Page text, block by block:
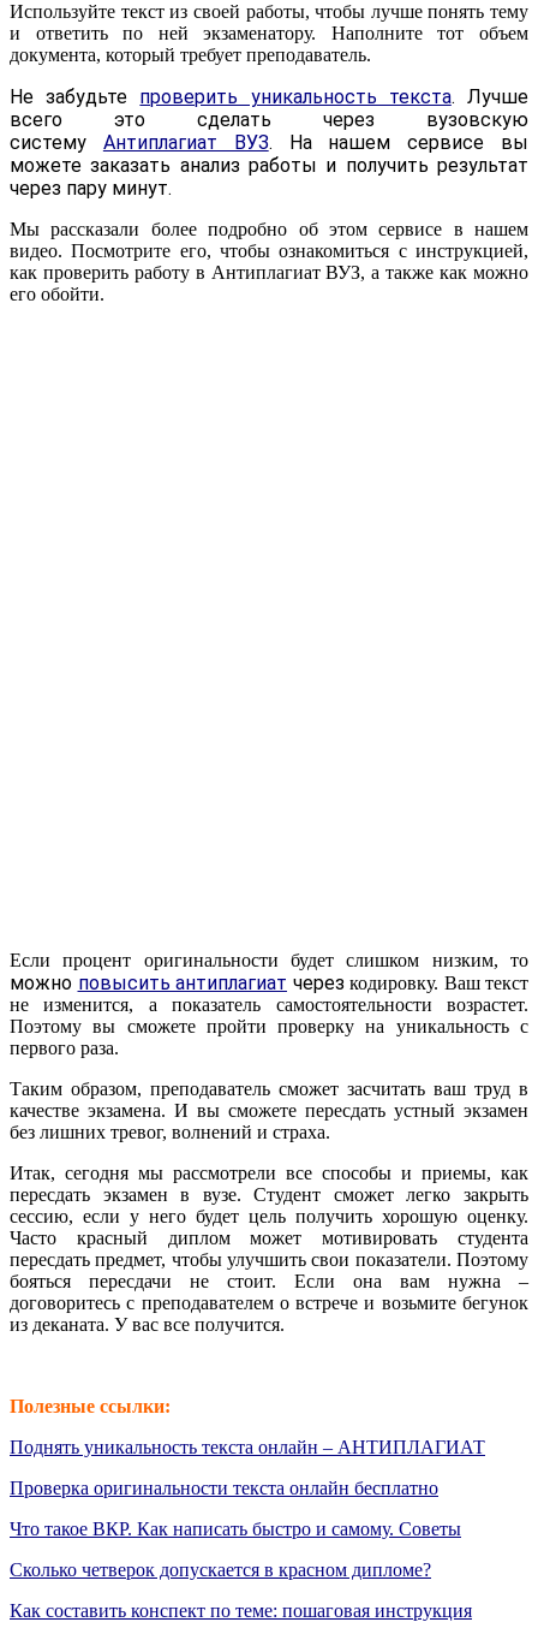
Используйте текст из своей работы, чтобы лучше понять тему
и ответить по ней экзаменатору. Наполните тот объем
документа, который требует преподаватель.
Не забудьте проверить уникальность текста. Лучше
всего это сделать через вузовскую
систему Антиплагиат ВУЗ. На нашем сервисе вы
можете заказать анализ работы и получить результат
через пару минут.
Мы рассказали более подробно об этом сервисе в нашем
видео. Посмотрите его, чтобы ознакомиться с инструкцией,
как проверить работу в Антиплагиат ВУЗ, а также как можно
его обойти.
Если процент оригинальности будет слишком низким, то
можно повысить антиплагиат через кодировку. Ваш текст
не изменится, а показатель самостоятельности возрастет.
Поэтому вы сможете пройти проверку на уникальность с
первого раза.
Таким образом, преподаватель сможет засчитать ваш труд в
качестве экзамена. И вы сможете пересдать устный экзамен
без лишних тревог, волнений и страха.
Итак, сегодня мы рассмотрели все способы и приемы, как
пересдать экзамен в вузе. Студент сможет легко закрыть
сессию, если у него будет цель получить хорошую оценку.
Часто красный диплом может мотивировать студента
пересдать предмет, чтобы улучшить свои показатели. Поэтому
бояться пересдачи не стоит. Если она вам нужна –
договоритесь с преподавателем о встрече и возьмите бегунок
из деканата. У вас все получится.
Полезные ссылки:
Поднять уникальность текста онлайн – АНТИПЛАГИАТ
Проверка оригинальности текста онлайн бесплатно
Что такое ВКР. Как написать быстро и самому. Советы
Сколько четверок допускается в красном дипломе?
Как составить конспект по теме: пошаговая инструкция